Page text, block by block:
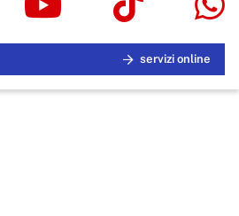
servizi online